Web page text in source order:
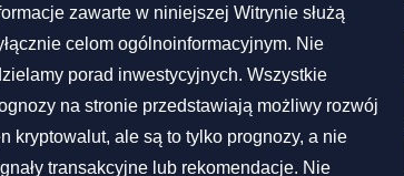
zawarte w niniejszej Witrynie służą
celom ogólnoinformacyjnym. Nie
porad inwestycyjnych. Wszystkie
na stronie przedstawiają możliwy rozwój
kryptowalut, ale są to tylko prognozy, a nie
transakcyjne lub rekomendacje. Nie